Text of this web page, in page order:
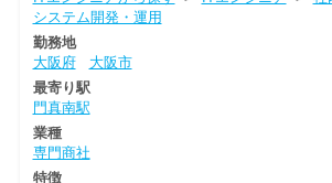
システム開発・運用
勤務地
大阪府
大阪市
最寄り駅
門真南駅
業種
専門商社
特徴